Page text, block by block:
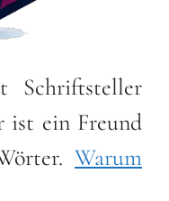
Schriftsteller
ist ein Freund
Warum